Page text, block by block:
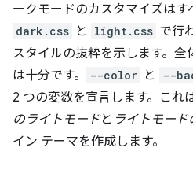
ークモードのカスタマイズはす
dark.css と light.css で行
スタイルの抜粋を示します。
は十分です。
-⁠-⁠color と -⁠-⁠
2 つの変数を宣言します。これ
のライトモードと ライトモー
イン テーマを作成します。